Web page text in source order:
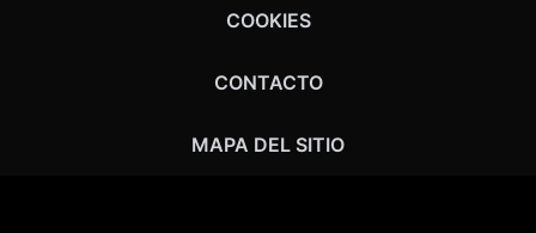
COOKIES
CONTACTO
MAPA DEL SITIO